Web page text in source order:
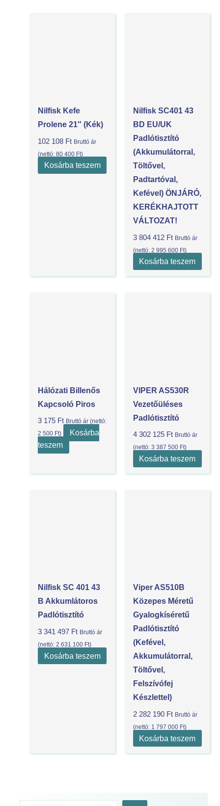
Nilfisk Kefe
Prolene 21″ (Kék)
102 108 Ft Bruttó ár
(nettó:80 400 Ft)
Kosárba teszem
Nilfisk SC401 43
BD EU/UK
Padlótisztító
(akkumulátorral,
Töltővel,
Padtartóval,
Kefével) ÖNJÁRÓ,
KERÉKHAJTOTT
VÁLTOZAT!
3 804 412 Ft Bruttó ár
(nettó: 2 995 600 Ft)
Kosárba teszem
Hálózati Billenős
Kapcsoló Piros
3 175 Ft Bruttó ár (nettó:
2 500 Ft)
Kosárba
teszem
VIPER AS530R
Vezetőüléses
Padlótisztító
4 302 125 Ft Bruttó ár
(nettó: 3 387 500 Ft)
Kosárba teszem
Nilfisk SC 401 43
B Akkumlátoros
Padlótisztító
3 341 497 Ft Bruttó ár
(nettó:2 631 100 Ft)
Kosárba teszem
Viper AS510B
Közepes Méretű
Gyalogkíséretű
Padlótisztító
(kefével,
Akkumulátorral,
Töltővel,
Felszívófej
Készlettel)
2 282 190 Ft Bruttó ár
(nettó: 1 797 000 Ft)
Kosárba teszem